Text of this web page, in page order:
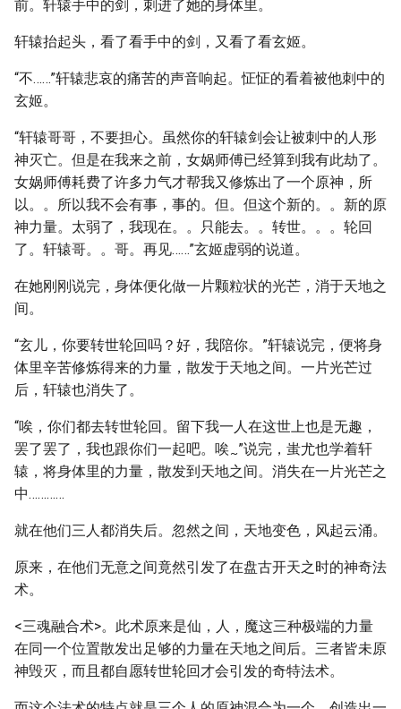
前。轩辕手中的剑，刺进了她的身体里。
轩辕抬起头，看了看手中的剑，又看了看玄姬。
“不……”轩辕悲哀的痛苦的声音响起。怔怔的看着被他刺中的
玄姬。
“轩辕哥哥，不要担心。虽然你的轩辕剑会让被刺中的人形
神灭亡。但是在我来之前，女娲师傅已经算到我有此劫了。
女娲师傅耗费了许多力气才帮我又修炼出了一个原神，所
以。。所以我不会有事，事的。但。但这个新的。。新的原
神力量。太弱了，我现在。。只能去。。转世。。。轮回
了。轩辕哥。。哥。再见……”玄姬虚弱的说道。
在她刚刚说完，身体便化做一片颗粒状的光芒，消于天地之
间。
“玄儿，你要转世轮回吗？好，我陪你。”轩辕说完，便将身
体里辛苦修炼得来的力量，散发于天地之间。一片光芒过
后，轩辕也消失了。
“唉，你们都去转世轮回。留下我一人在这世上也是无趣，
罢了罢了，我也跟你们一起吧。唉~”说完，蚩尤也学着轩
辕，将身体里的力量，散发到天地之间。消失在一片光芒之
中…………
就在他们三人都消失后。忽然之间，天地变色，风起云涌。
原来，在他们无意之间竟然引发了在盘古开天之时的神奇法
术。
<三魂融合术>。此术原来是仙，人，魔这三种极端的力量
在同一个位置散发出足够的力量在天地之间后。三者皆未原
神毁灭，而且都自愿转世轮回才会引发的奇特法术。